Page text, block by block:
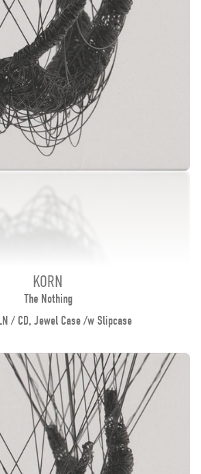
KORN
The Nothing
/ CD, Jewel Case /w Slipcase